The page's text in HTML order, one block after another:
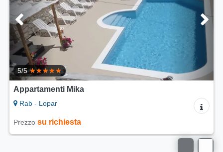
Appartamenti Lidija
Rab - Lopar
Prezzo su richiesta